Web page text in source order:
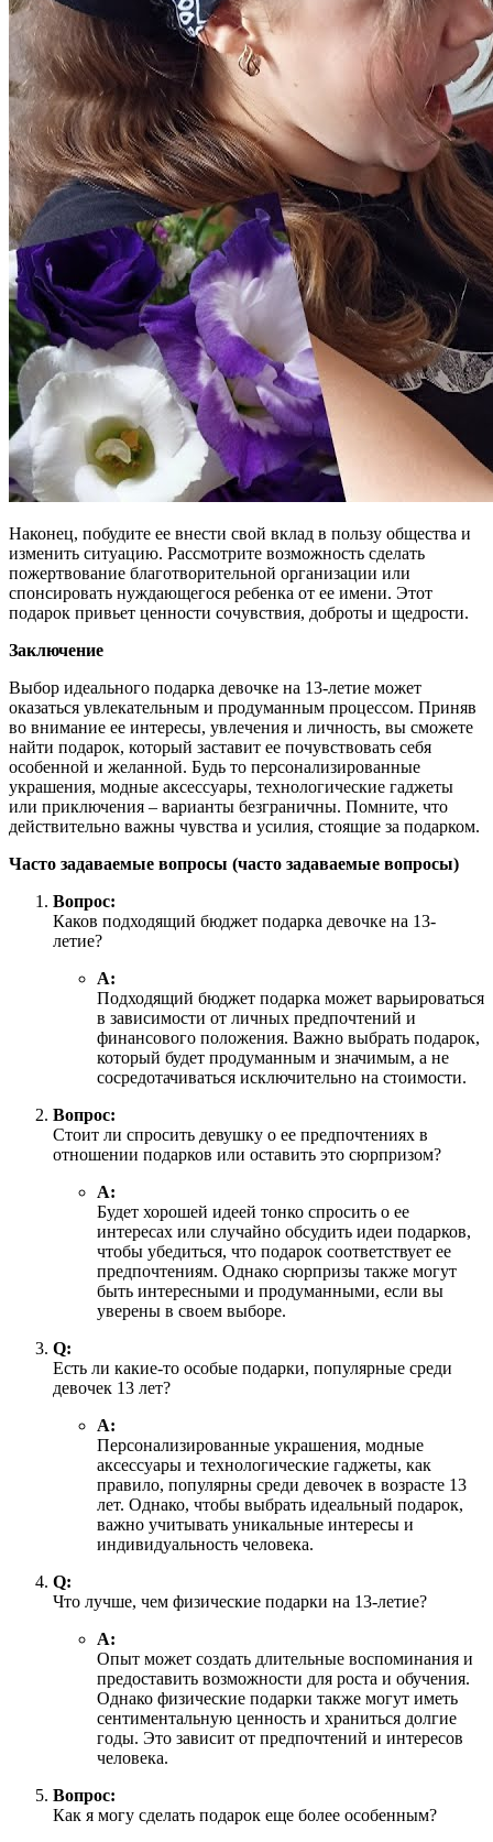
Наконец, побудите ее внести свой вклад в пользу общества и
изменить ситуацию. Рассмотрите возможность сделать
пожертвование благотворительной организации или
спонсировать нуждающегося ребенка от ее имени. Этот
подарок привьет ценности сочувствия, доброты и щедрости.
Заключение
Выбор идеального подарка девочке на 13-летие может
оказаться увлекательным и продуманным процессом. Приняв
во внимание ее интересы, увлечения и личность, вы сможете
найти подарок, который заставит ее почувствовать себя
особенной и желанной. Будь то персонализированные
украшения, модные аксессуары, технологические гаджеты
или приключения – варианты безграничны. Помните, что
действительно важны чувства и усилия, стоящие за подарком.
Часто задаваемые вопросы (часто задаваемые вопросы)
Вопрос:
Каков подходящий бюджет подарка девочке на 13-
летие?
А:
Подходящий бюджет подарка может варьироваться
в зависимости от личных предпочтений и
финансового положения. Важно выбрать подарок,
который будет продуманным и значимым, а не
сосредотачиваться исключительно на стоимости.
Вопрос:
Стоит ли спросить девушку о ее предпочтениях в
отношении подарков или оставить это сюрпризом?
А:
Будет хорошей идеей тонко спросить о ее
интересах или случайно обсудить идеи подарков,
чтобы убедиться, что подарок соответствует ее
предпочтениям. Однако сюрпризы также могут
быть интересными и продуманными, если вы
уверены в своем выборе.
Q:
Есть ли какие-то особые подарки, популярные среди
девочек 13 лет?
А:
Персонализированные украшения, модные
аксессуары и технологические гаджеты, как
правило, популярны среди девочек в возрасте 13
лет. Однако, чтобы выбрать идеальный подарок,
важно учитывать уникальные интересы и
индивидуальность человека.
Q:
Что лучше, чем физические подарки на 13-летие?
А:
Опыт может создать длительные воспоминания и
предоставить возможности для роста и обучения.
Однако физические подарки также могут иметь
сентиментальную ценность и храниться долгие
годы. Это зависит от предпочтений и интересов
человека.
Вопрос:
Как я могу сделать подарок еще более особенным?